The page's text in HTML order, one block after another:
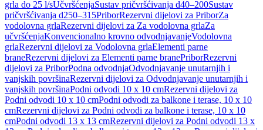
grla do 25 l/sUčvršćenjaSustav pričvršćivanja d40–200Sustav
pričvršćivanja d250–315PriborRezervni dijelovi za PriborZa
vodolovna grlaRezervni dijelovi za Za vodolovna grlaZa
učvršćenjaKonvencionalno krovno odvodnjavanjeVodolovna
grlaRezervni dijelovi za Vodolovna grlaElementi parne
braneRezervni dijelovi za Elementi parne branePriborRezervni
dijelovi za PriborPodna odvodnjaOdvodnjavanje unutarnjih i
vanjskih površinaRezervni dijelovi za Odvodnjavanje unutarnjih i
vanjskih površinaPodni odvodi 10 x 10 cmRezervni dijelovi za
Podni odvodi 10 x 10 cmPodni odvodi za balkone i terase, 10 x 10
cmRezervni dijelovi za Podni odvodi za balkone i terase, 10 x 10
cmPodni odvodi 13 x 13 cmRezervni dijelovi za Podni odvodi 13 x